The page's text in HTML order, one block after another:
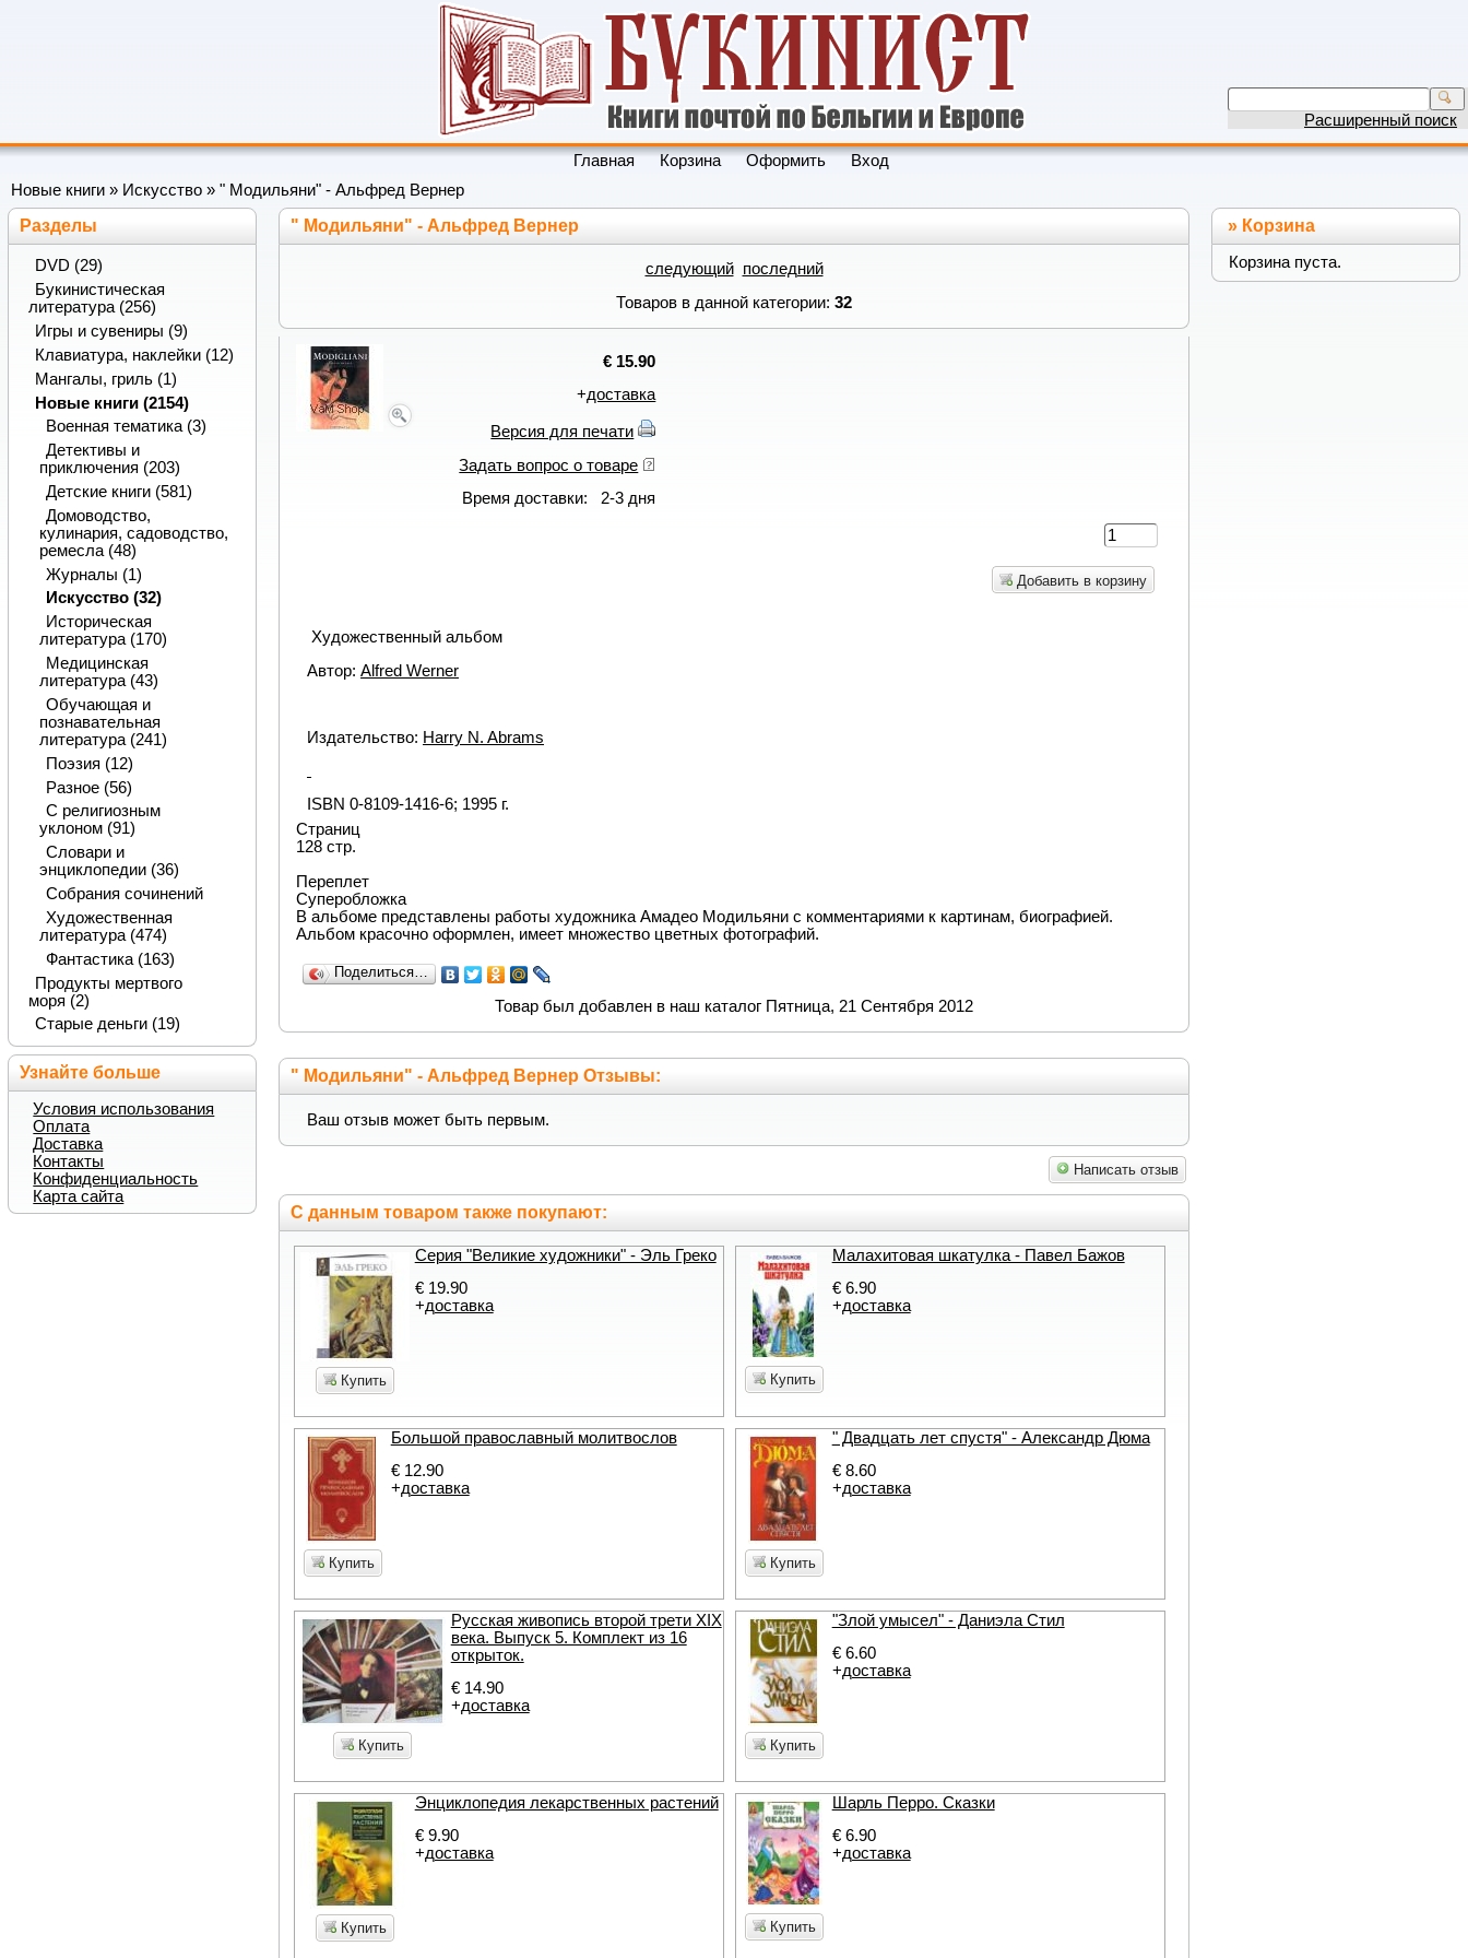
Главная Корзина Оформить
Вход
Новые книги » Искусство » " Модильяни" - Альфред Вернер
" Модильяни" - Альфред Вернер
следующий последний
Товаров в данной категории: 32
€ 15.90
+доставка
Версия для печати
Задать вопрос о товаре
Время доставки: 2-3 дня
Добавить в корзину
Художественный альбом
Автор:Alfred Werner
Издательство: Harry N. Abrams
ISBN 0-8109-1416-6; 1995 г.
Страниц
128 стр.
Переплет
Суперобложка
В альбоме представлены работы художника Амадео Модильяни с комментариями к картинам, биографией.
Альбом красочно оформлен, имеет множество цветных фотографий.
Поделиться…
Товар был добавлен в наш каталог Пятница, 21 Сентября 2012
" Модильяни" - Альфред Вернер Отзывы:
Ваш отзыв может быть первым.
Написать отзыв
С данным товаром также покупают:
Купить
Серия "Великие художники" - Эль Греко
€ 19.90
+доставка
Купить
Малахитовая шкатулка - Павел Бажов
€ 6.90
+доставка
Купить
Большой православный молитвослов
€ 12.90
+доставка
Купить
" Двадцать лет спустя" - Александр Дюма
€ 8.60
+доставка
Купить
Русская живопись второй трети XIX
века. Выпуск 5. Комплект из 16
открыток.
€ 14.90
+доставка
Купить
"Злой умысел" - Даниэла Стил
€ 6.60
+доставка
Купить
Энциклопедия лекарственных растений
€ 9.90
+доставка
Купить
Шарль Перро. Сказки
€ 6.90
+доставка
Разделы
DVD (29)
Букинистическая
литература (256)
Игры и сувениры (9)
Клавиатура, наклейки (12)
Мангалы, гриль (1)
Новые книги (2154)
Военная тематика (3)
Детективы и
приключения (203)
Детские книги (581)
Домоводство,
кулинария, садоводство,
ремесла (48)
Журналы (1)
Искусство (32)
Историческая
литература (170)
Медицинская
литература (43)
Обучающая и
познавательная
литература (241)
Поэзия (12)
Разное (56)
С религиозным
уклоном (91)
Словари и
энциклопедии (36)
Собрания сочинений
Художественная
литература (474)
Фантастика (163)
Продукты мертвого
моря (2)
Старые деньги (19)
Расширенный поиск
Узнайте больше
Условия использования
Оплата
Доставка
Контакты
Конфиденциальность
Карта сайта
» Корзина
Корзина пуста.